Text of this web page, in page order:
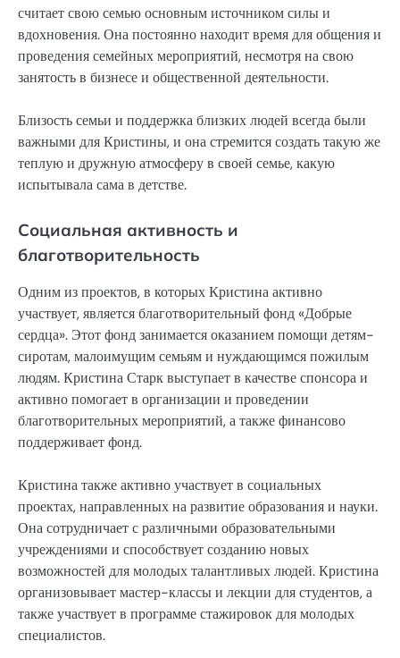
считает свою семью основным источником силы и
вдохновения. Она постоянно находит время для общения и
проведения семейных мероприятий, несмотря на свою
занятость в бизнесе и общественной деятельности.
Близость семьи и поддержка близких людей всегда были
важными для Кристины, и она стремится создать такую же
теплую и дружную атмосферу в своей семье, какую
испытывала сама в детстве.
Социальная активность и
благотворительность
Одним из проектов, в которых Кристина активно
участвует, является благотворительный фонд «Добрые
сердца». Этот фонд занимается оказанием помощи детям-
сиротам, малоимущим семьям и нуждающимся пожилым
людям. Кристина Старк выступает в качестве спонсора и
активно помогает в организации и проведении
благотворительных мероприятий, а также финансово
поддерживает фонд.
Кристина также активно участвует в социальных
проектах, направленных на развитие образования и науки.
Она сотрудничает с различными образовательными
учреждениями и способствует созданию новых
возможностей для молодых талантливых людей. Кристина
организовывает мастер-классы и лекции для студентов, а
также участвует в программе стажировок для молодых
специалистов.